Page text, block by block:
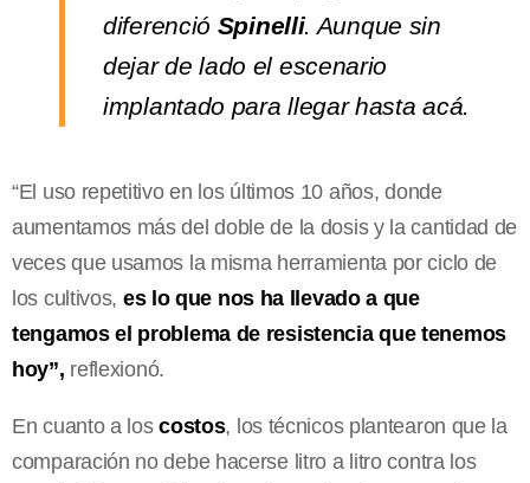
diferenció Spinelli. Aunque sin
dejar de lado el escenario
implantado para llegar hasta acá.
“El uso repetitivo en los últimos 10 años, donde
aumentamos más del doble de la dosis y la cantidad de
veces que usamos la misma herramienta por ciclo de
los cultivos, es lo que nos ha llevado a que
tengamos el problema de resistencia que tenemos
hoy”, reflexionó.
En cuanto a loscostos, los técnicos plantearon que la
comparación no debe hacerse litro a litro contra los